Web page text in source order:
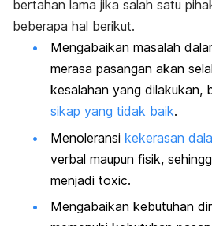
bertahan lama jika salah satu
beberapa hal berikut.
Mengabaikan masalah
merasa pasangan akan
kesalahan yang dilakukan,
sikap yang tidak baik.
Menoleransi kekerasan
verbal maupun fisik,
menjadi toxic.
Mengabaikan kebutuhan